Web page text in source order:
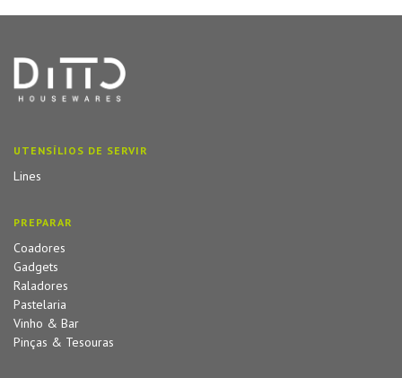
UTENSÍLIOS DE SERVIR
Lines
PREPARAR
Coadores
Gadgets
Raladores
Pastelaria
Vinho & Bar
Pinças & Tesouras